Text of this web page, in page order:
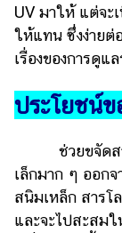
คอร์ส
ออนไลน์
เรียน
ออนไลน์
โฆษณา
แจ้ง
ปัญหา
UV มาให้ แต่จะ
ให้แทน ซึ่งง่ายต่
เรื่องของการดูแ
ประโยชน์ข
ช่วยขจัดสาร
เล็กมาก ๆ ออก
สนิมเหล็ก สารโ
และจะไปสะสม